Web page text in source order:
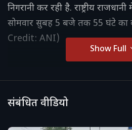
निगरानी कर रही है. राष्ट्रीय
सोमवार सुबह 5 बजे तक 55 घंटे का
Credit: ANI)
Show Full
संबंधित वीडियो